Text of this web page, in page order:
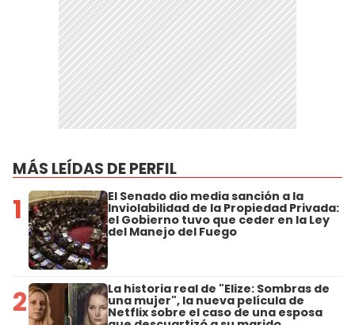
MÁS LEÍDAS DE PERFIL
1 El Senado dio media sanción a la
Inviolabilidad de la Propiedad Privada:
el Gobierno tuvo que ceder en la Ley
del Manejo del Fuego
2 La historia real de "Elize: Sombras de
una mujer", la nueva película de
Netflix sobre el caso de una esposa